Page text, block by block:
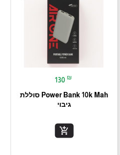
130 ₪
Power Bank 10k Mah סוללת
גיבוי
add_shopping_cart